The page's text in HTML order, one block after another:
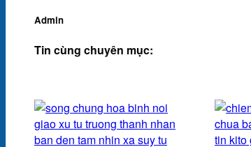
Admin
Tin cùng chuyên mục: